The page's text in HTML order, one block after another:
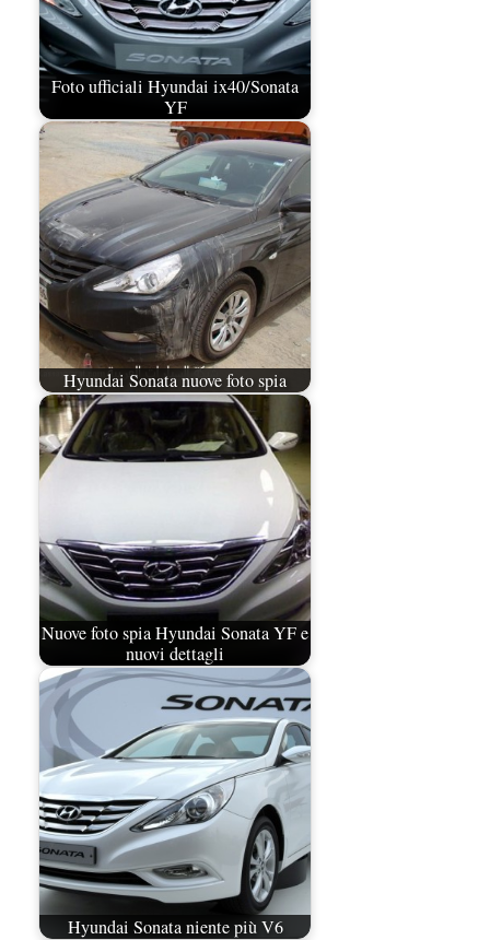
Foto ufficiali Hyundai ix40/Sonata
YF
Hyundai Sonata nuove foto spia
Nuove foto spia Hyundai Sonata YF e
nuovi dettagli
Hyundai Sonata niente più V6